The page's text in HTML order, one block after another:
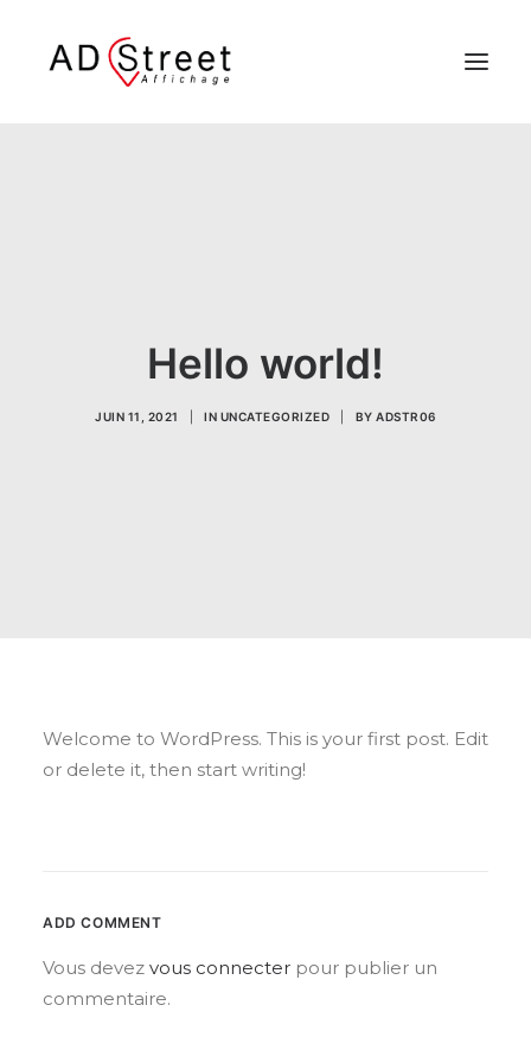
CONTACTHello world!
JUIN 11, 2021 IN UNCATEGORIZED BYADSTR06
Welcome to WordPress. This is your first post. Edit
or delete it, then start writing!
ADD COMMENT
Vous devez vous connecter pour publier un
commentaire.